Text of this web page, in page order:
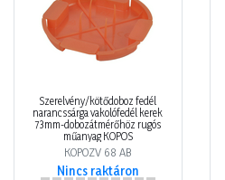
Szerelvény/kötődoboz fedél
narancssárga vakolófedél kerek
73mm-dobozátmérőhöz rugós
műanyag KOPOS
KOPOZV 68 AB
Nincs raktáron